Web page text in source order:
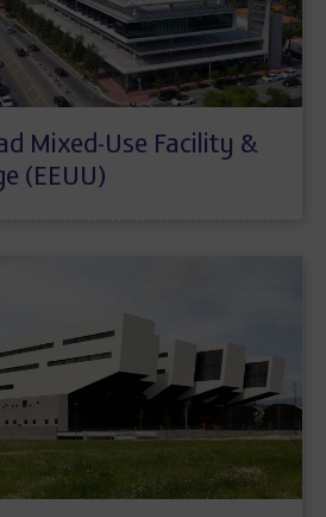
Mixed-Use Facility &
(EEUU)